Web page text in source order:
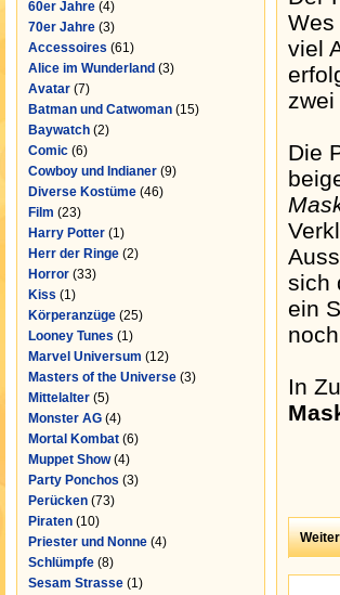
60er Jahre (4)
70er Jahre (3)
Accessoires (61)
Alice im Wunderland (3)
Avatar (7)
Batman und Catwoman (15)
Baywatch (2)
Comic (6)
Cowboy und Indianer (9)
Diverse Kostüme (46)
Film (23)
Harry Potter (1)
Herr der Ringe (2)
Horror (33)
Kiss (1)
Körperanzüge (25)
Looney Tunes (1)
Marvel Universum (12)
Masters of the Universe (3)
Mittelalter (5)
Monster AG (4)
Mortal Kombat (6)
Muppet Show(4)
Party Ponchos (3)
Perücken (73)
Piraten (10)
Priester und Nonne (4)
Schlümpfe (8)
Sesam Strasse (1)
Wes
viel
Die
sich
ein
In